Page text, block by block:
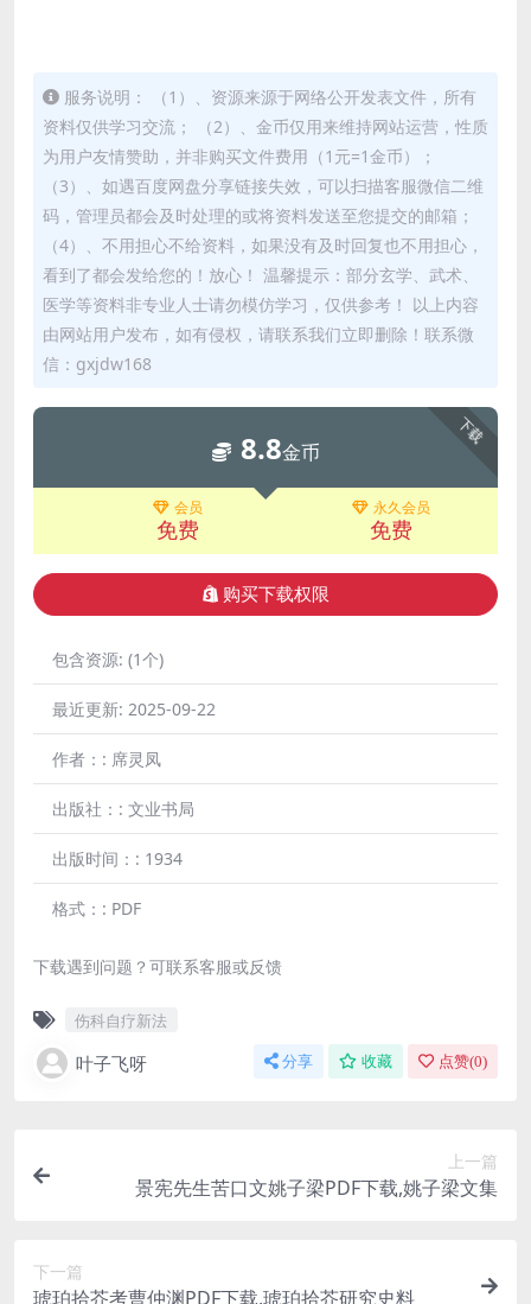
服务说明： （1）、资源来源于网络公开发表文件，所有
资料仅供学习交流； （2）、金币仅用来维持网站运营，性质
为用户友情赞助，并非购买文件费用（1元=1金币）；
（3）、如遇百度网盘分享链接失效，可以扫描客服微信二维
码，管理员都会及时处理的或将资料发送至您提交的邮箱；
（4）、不用担心不给资料，如果没有及时回复也不用担心，
看到了都会发给您的！放心！ 温馨提示：部分玄学、武术、
医学等资料非专业人士请勿模仿学习，仅供参考！ 以上内容
由网站用户发布，如有侵权，请联系我们立即删除！联系微
信：gxjdw168
下载
8.8金币
会员
免费
永久会员
免费
购买下载权限
包含资源: (1个)
最近更新: 2025-09-22
作者：: 席灵凤
出版社：: 文业书局
出版时间：: 1934
格式：: PDF
下载遇到问题？可联系客服或反馈
伤科自疗新法
叶子飞呀 分享 收藏 点赞(0)
上一篇
景宪先生苦口文姚子梁PDF下载,姚子梁文集
下一篇
琥珀拾芥考曹仲渊PDF下载,琥珀拾芥研究史料